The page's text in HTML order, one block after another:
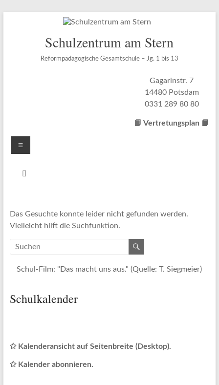
Schulzentrum am Stern
Reformpädagogische Gesamtschule – Jg. 1 bis 13
Gagarinstr. 7
14480 Potsdam
0331 289 80 80
📙 Vertretungsplan 📙
Menü
Das Gesuchte konnte leider nicht gefunden werden.
Vielleicht hilft die Suchfunktion.
Schul-Film: "Das macht uns aus." (Quelle: T. Siegmeier)
Schulkalender
✩ Kalenderansicht auf Seitenbreite (Desktop).
✩ Kalender abonnieren.